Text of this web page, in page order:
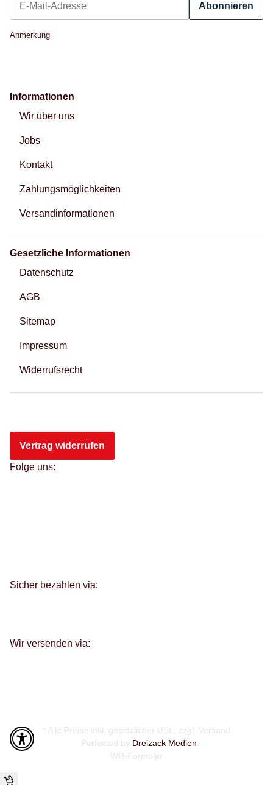
Abonnieren
Anmerkung
Informationen
Wir über uns
Jobs
Kontakt
Zahlungsmöglichkeiten
Versandinformationen
Gesetzliche Informationen
Datenschutz
AGB
Sitemap
Impressum
Widerrufsrecht
Vertrag widerrufen
Folge uns:
Sicher bezahlen via:
Wir versenden via:
* Alle Preise inkl. gesetzlicher USt., zzgl. Versand
Perfected by Dreizack Medien
WR-Formular